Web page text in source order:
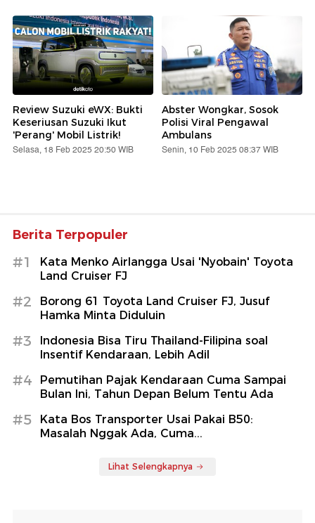
Review Suzuki eWX: Bukti
Keseriusan Suzuki Ikut
'Perang' Mobil Listrik!
Selasa, 18 Feb 2025 20:50 WIB
Abster Wongkar, Sosok
Polisi Viral Pengawal
Ambulans
Senin, 10 Feb 2025 08:37 WIB
Berita Terpopuler
#1
Kata Menko Airlangga Usai 'Nyobain' Toyota
Land Cruiser FJ
#2
Borong 61 Toyota Land Cruiser FJ, Jusuf
Hamka Minta Diduluin
#3
Indonesia Bisa Tiru Thailand-Filipina soal
Insentif Kendaraan, Lebih Adil
#4
Pemutihan Pajak Kendaraan Cuma Sampai
Bulan Ini, Tahun Depan Belum Tentu Ada
#5
Kata Bos Transporter Usai Pakai B50:
Masalah Nggak Ada, Cuma...
Lihat Selengkapnya